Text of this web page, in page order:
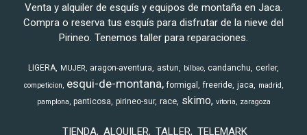
Venta y alquiler de esquís y equipos de montaña en Jaca.
Compra o reserva tus esquís para disfrutar de la nieve del
Pirineo. Tenemos taller para reparaciones.
LIGERA MUJER aragon-aventura astun bilbao candanchu cerler
competicion esqui-de-montana formigal freeride jaca
madrid
pamplona panticosa pirineo-sur race skimo vitoria zaragoza
TIENDA ALQUILER TALLER TELEMARK